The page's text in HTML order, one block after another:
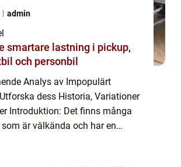
admin
och personbil
Analys av Impopulärt
dess Historia, Variationer
Introduktion: Det finns många
är välkända och har en